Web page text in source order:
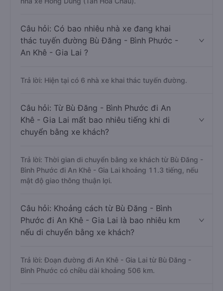
Câu hỏi: Có bao nhiêu nhà xe đang khai
thác tuyến đường Bù Đăng - Bình Phước -
An Khê - Gia Lai ?
Trả lời: Hiện tại có 6 nhà xe khai thác tuyến đường.
Câu hỏi: Từ Bù Đăng - Bình Phước đi An
Khê - Gia Lai mất bao nhiêu tiếng khi di
chuyển bằng xe khách?
Trả lời: Thời gian di chuyển bằng xe khách từ Bù Đăng -
Bình Phước đi An Khê - Gia Lai khoảng 11.3 tiếng, nếu
mật độ giao thông thuận lợi.
Câu hỏi: Khoảng cách từ Bù Đăng - Bình
Phước đi An Khê - Gia Lai là bao nhiêu km
nếu di chuyển bằng xe khách?
Trả lời: Đoạn đường đi An Khê - Gia Lai từ Bù Đăng -
Bình Phước có chiều dài khoảng 506 km.